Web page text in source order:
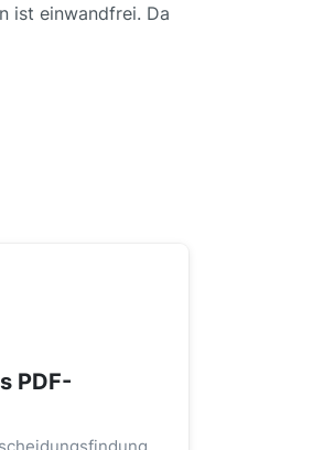
ist einwandfrei. Da
PDF-